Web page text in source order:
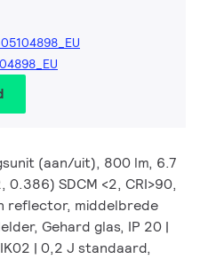
(aan/uit), 800 lm, 6.7
0.386) SDCM <2, CRI>90,
reflector, middelbrede
Gehard glas, IP 20 |
| 0,2 J standaard,